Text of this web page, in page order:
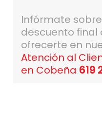
Infórmate
descuento final
ofrecerte en
Atención al
en Cobeña 619